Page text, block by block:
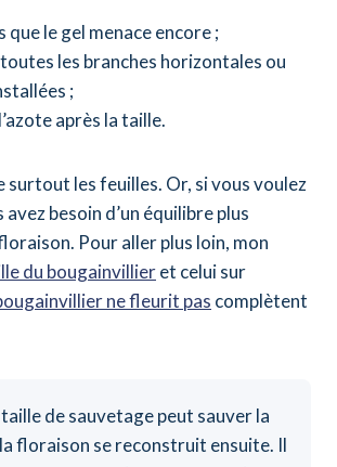
le gel menace encore ;
les branches horizontales ou
;
après la taille.
surtout les feuilles. Or, si vous voulez
besoin d’un équilibre plus
Pour aller plus loin, mon
du bougainvillieret celui sur
ne fleurit pas complètent
de sauvetage peut sauver la
floraison se reconstruit ensuite. Il